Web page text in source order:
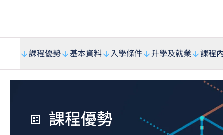
課程優勢 基本資料 入學條件 升學及就業 課程
課程優勢